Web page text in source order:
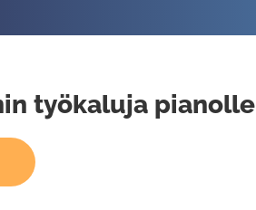
työkaluja pianolle